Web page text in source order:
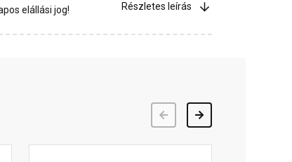
elállási jog!
Részletes leírás